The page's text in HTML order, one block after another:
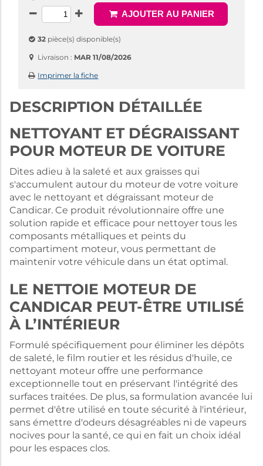
AJOUTER AU PANIER
32 pièce(s) disponible(s)
Livraison : MAR 11/08/2026
Imprimer la fiche
DESCRIPTION DÉTAILLÉE
NETTOYANT ET DÉGRAISSANT
POUR MOTEUR DE VOITURE
Dites adieu à la saleté et aux graisses qui
s'accumulent autour du moteur de votre voiture
avec le nettoyant et dégraissant moteur de
Candicar. Ce produit révolutionnaire offre une
solution rapide et efficace pour nettoyer tous les
composants métalliques et peints du
compartiment moteur, vous permettant de
maintenir votre véhicule dans un état optimal.
LE NETTOIE MOTEUR DE
CANDICAR PEUT-ÊTRE UTILISÉ
À L’INTÉRIEUR
Formulé spécifiquement pour éliminer les dépôts
de saleté, le film routier et les résidus d'huile, ce
nettoyant moteur offre une performance
exceptionnelle tout en préservant l'intégrité des
surfaces traitées. De plus, sa formulation avancée lui
permet d'être utilisé en toute sécurité à l'intérieur,
sans émettre d'odeurs désagréables ni de vapeurs
nocives pour la santé, ce qui en fait un choix idéal
pour les espaces clos.